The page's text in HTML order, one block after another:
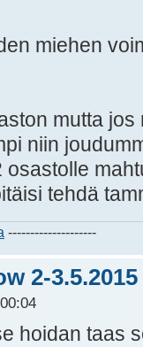
miehen
mutta
niin
tehdä
--------------------
2-3.5.2015
hoidan taas